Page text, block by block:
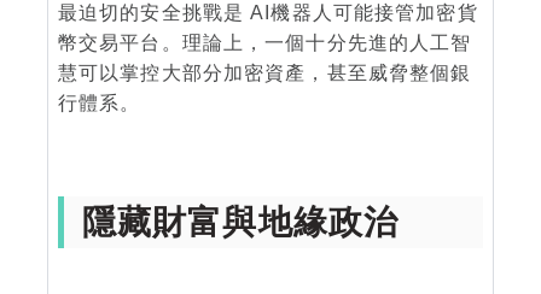
最迫切的安全挑戰是 AI機器人可能接管加密貨
幣交易平台。理論上，一個十分先進的人工智
慧可以掌控大部分加密資產，甚至威脅整個銀
行體系。
隱藏財富與地緣政治